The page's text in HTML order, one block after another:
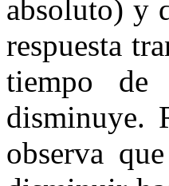
absoluto) y
respuesta
tiempo de
disminuye.
observa